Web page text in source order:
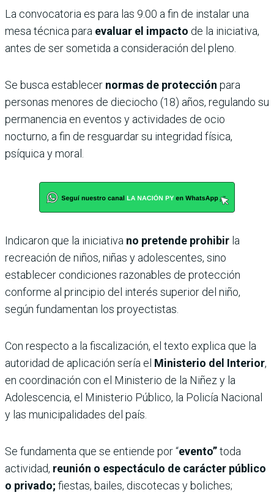
La convocatoria es para las 9:00 a fin de instalar una
mesa técnica para evaluar el impacto de la iniciativa,
antes de ser sometida a consideración del pleno.
Se busca establecer normas de protección para
personas menores de dieciocho (18) años, regulando su
permanencia en eventos y actividades de ocio
nocturno, a fin de resguardar su integridad física,
psíquica y moral.
Indicaron que la iniciativa no pretende prohibir la
recreación de niños, niñas y adolescentes, sino
establecer condiciones razonables de protección
conforme al principio del interés superior del niño,
según fundamentan los proyectistas.
Con respecto a la fiscalización, el texto explica que la
autoridad de aplicación sería el Ministerio del Interior,
en coordinación con el Ministerio de la Niñez y la
Adolescencia, el Ministerio Público, la Policía Nacional
y las municipalidades del país.
Se fundamenta que se entiende por “evento”toda
actividad, reunión o espectáculo de carácter público
o privado; fiestas, bailes, discotecas y boliches;